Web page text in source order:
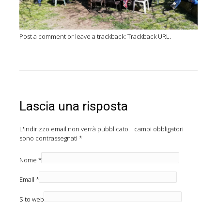
Post a comment or leave a trackback: Trackback URL.
Lascia una risposta
L'indirizzo email non verrà pubblicato. I campi obbligatori
sono contrassegnati *
Nome *
Email *
Sito web